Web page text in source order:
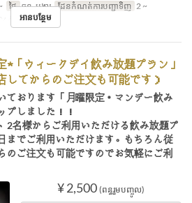
ថ្ងៃ ចន្ទ, អង្គារ ដែនកំណត់ការបញ្ជាទិញ 2 ~
ターអានបន្ថែម
★「ウィークデイ飲み放題プラン」
してからのご注文も可能です）
ております「月曜限定・マンデー飲み
プしました！！
2名様からご利用いただける飲み放題プ
までご利用いただけます。もちろん従
のご注文も可能ですのでお気軽にご利
¥ 2,500 (ពន្ធរួមបញ្ចូល)